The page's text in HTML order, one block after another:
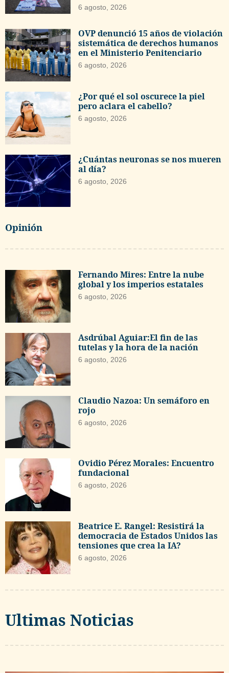
6 agosto, 2026
OVP denunció 15 años de violación
sistemática de derechos humanos
en el Ministerio Penitenciario
6 agosto, 2026
¿Por qué el sol oscurece la piel
pero aclara el cabello?
6 agosto, 2026
¿Cuántas neuronas se nos mueren
al día?
6 agosto, 2026
Opinión
Fernando Mires: Entre la nube
global y los imperios estatales
6 agosto, 2026
Asdrúbal Aguiar:El fin de las
tutelas y la hora de la nación
6 agosto, 2026
Claudio Nazoa: Un semáforo en
rojo
6 agosto, 2026
Ovidio Pérez Morales: Encuentro
fundacional
6 agosto, 2026
Beatrice E. Rangel: Resistirá la
democracia de Estados Unidos las
tensiones que crea la IA?
6 agosto, 2026
Ultimas Noticias